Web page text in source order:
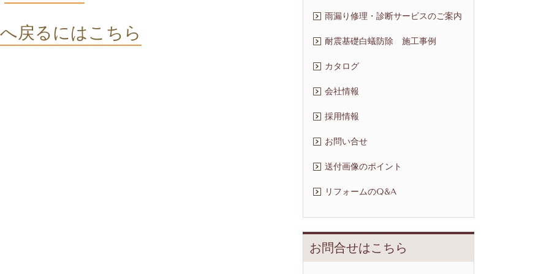
戻るにはこちら
雨漏り修理・診断サービスのご案内
耐震基礎白蟻防除 施工事例
カタログ
会社情報
採用情報
お問い合せ
送付画像のポイント
リフォームのQ&A
お問合せはこちら